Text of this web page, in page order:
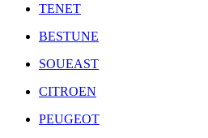
TENET
BESTUNE
SOUEAST
CITROEN
PEUGEOT